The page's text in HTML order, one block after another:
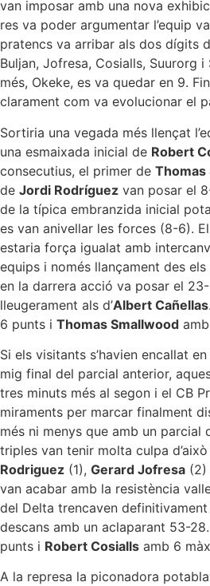
van imposar amb una nova
res va poder argumentar l’equip
pratencs va arribar als dos dígits
Buljan, Jofresa, Cosialls, Suurorg
més, Okeke, es va quedar en 9.
clarament com va evolucionar el
Sortiria una vegada més llençat
una esmaixada inicial de Robert
consecutius, el primer de Thomas
de Jordi Rodríguez van posar el
de la típica embranzida inicial
es van anivellar les forces (8-6).
estaria força igualat amb
equips i només llançament des els
en la darrera acció va posar el
lleugerament als d’Albert Cañellas.
6 punts i Thomas Smallwood
Si els visitants s’havien encallat
mig final del parcial anterior,
tres minuts més al segon i el CB
miraments per marcar finalment
més ni menys que amb un parcial
triples van tenir molta culpa
Rodriguez (1), Gerard Jofresa (2)
van acabar amb la resistència
del Delta trencaven
descans amb un aclaparant 53-28.
punts i Robert Cosialls amb 6
A la represa la piconadora